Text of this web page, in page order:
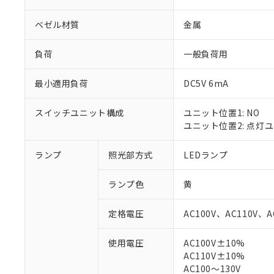
ベゼル材質 金属
負荷 一般負荷用
最小適用負荷 DC5V 6mA
スイッチユニット構成
ユニット位置1: NO
ユニット位置2: 点灯
ランプ 照光部方式 LEDランプ
ランプ色 黄
定格電圧 AC100V、AC110V、
使用電圧
AC100V±10%
AC110V±10%
AC100～130V
ご利用条件
※1 対応状況
対応済み：EU
対応予定：EU
対応予定なし：
調査・確認中：
非該当品：ライセ
仕入先様の事情に
※1 中国